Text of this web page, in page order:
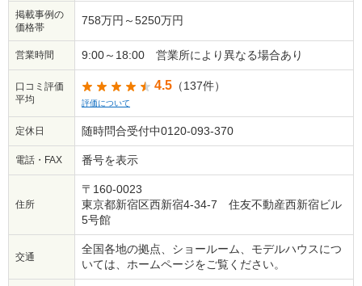
掲載事例の
価格帯
758万円～5250万円
営業時間 9:00～18:00 営業所により異なる場合あり
口コミ評価
平均
4.5 （137件）
評価について
定休日 随時問合受付中0120-093-370
電話・FAX 番号を表示
住所
〒160-0023
東京都新宿区西新宿4-34-7 住友不動産西新宿ビル
5号館
交通
全国各地の拠点、ショールーム、モデルハウスにつ
いては、ホームページをご覧ください。